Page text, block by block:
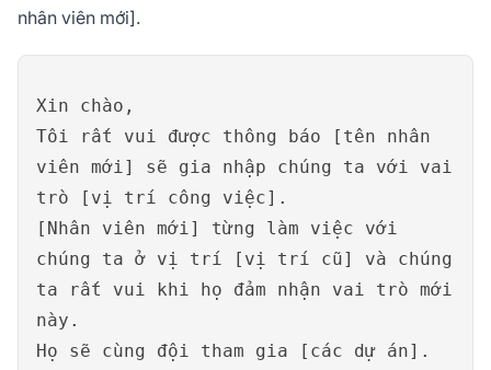
nhân viên mới].
Xin chào,
Tôi rất vui được thông báo [tên nhân
viên mới] sẽ gia nhập chúng ta với vai
trò [vị trí công việc].
[Nhân viên mới] từng làm việc với
chúng ta ở vị trí [vị trí cũ] và chúng
ta rất vui khi họ đảm nhận vai trò mới
này.
Họ sẽ cùng đội tham gia [các dự án].